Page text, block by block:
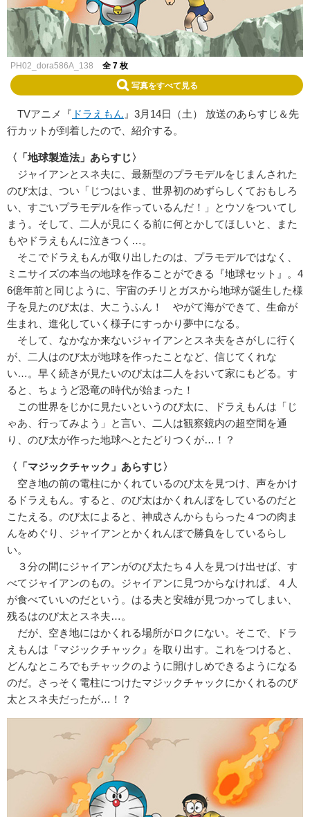
PH02_dora586A_138 全 7 枚
写真をすべて見る
TVアニメ『 ドラえもん 』3月14日（土） 放送のあらすじ＆先
行カットが到着したので、紹介する。
〈「地球製造法」あらすじ〉
ジャイアンとスネ夫に、最新型のプラモデルをじまんされた
のび太は、つい「じつはいま、世界初のめずらしくておもしろ
い、すごいプラモデルを作っているんだ！」とウソをついてし
まう。そして、二人が見にくる前に何とかしてほしいと、また
もやドラえもんに泣きつく…。
そこでドラえもんが取り出したのは、プラモデルではなく、
ミニサイズの本当の地球を作ることができる『地球セット』。4
6億年前と同じように、宇宙のチリとガスから地球が誕生した様
子を見たのび太は、大こうふん！ やがて海ができて、生命が
生まれ、進化していく様子にすっかり夢中になる。
そして、なかなか来ないジャイアンとスネ夫をさがしに行く
が、二人はのび太が地球を作ったことなど、信じてくれな
い…。早く続きが見たいのび太は二人をおいて家にもどる。す
ると、ちょうど恐竜の時代が始まった！
この世界をじかに見たいというのび太に、ドラえもんは「じ
ゃあ、行ってみよう」と言い、二人は観察鏡内の超空間を通
り、のび太が作った地球へとたどりつくが…！？
〈「マジックチャック」あらすじ〉
空き地の前の電柱にかくれているのび太を見つけ、声をかけ
るドラえもん。すると、のび太はかくれんぼをしているのだと
こたえる。のび太によると、神成さんからもらった４つの肉ま
んをめぐり、ジャイアンとかくれんぼで勝負をしているらし
い。
３分の間にジャイアンがのび太たち４人を見つけ出せば、す
べてジャイアンのもの。ジャイアンに見つからなければ、４人
が食べていいのだという。はる夫と安雄が見つかってしまい、
残るはのび太とスネ夫…。
だが、空き地にはかくれる場所がロクにない。そこで、ドラ
えもんは『マジックチャック』を取り出す。これをつけると、
どんなところでもチャックのように開けしめできるようになる
のだ。さっそく電柱につけたマジックチャックにかくれるのび
太とスネ夫だったが…！？